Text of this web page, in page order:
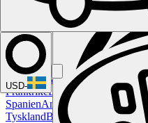
USD-
NamibiaSydafrikaAlla
FrankrikeLyon Marseille Nice Paris
SpanienAndalusien Barcelona
TysklandBerlin